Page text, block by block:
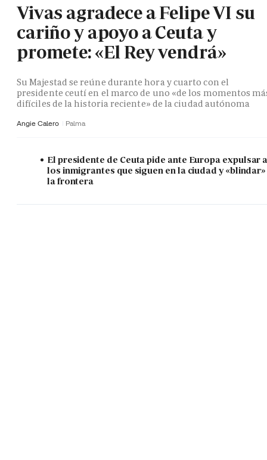
Vivas agradece a Felipe VI su
cariño y apoyo a Ceuta y
promete: «El Rey vendrá»
Su Majestad se reúne durante hora y cuarto con el
presidente ceutí en el marco de uno «de los momentos
difíciles de la historia reciente» de la ciudad autónoma
Angie Calero Palma
El presidente de Ceuta pide ante Europa expulsar
los inmigrantes que siguen en la ciudad y «blindar»
la frontera